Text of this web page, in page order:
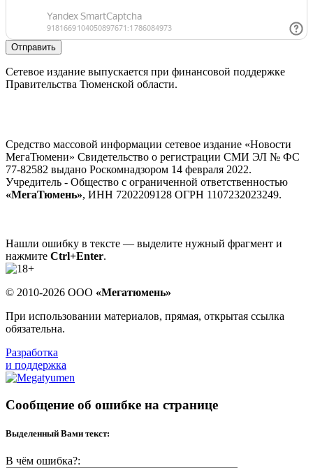
Отправить
Сетевое издание выпускается при финансовой поддержке
Правительства Тюменской области.
Средство массовой информации сетевое издание «Новости
МегаТюмени» Свидетельство о регистрации СМИ ЭЛ № ФС
77-82582 выдано Роскомнадзором 14 февраля 2022.
Учредитель - Общество с ограниченной ответственностью
«МегаТюмень», ИНН 7202209128 ОГРН 1107232023249.
Нашли ошибку в тексте — выделите нужный фрагмент и
нажмите Ctrl+Enter.
© 2010-2026 ООО «Мегатюмень»
При использовании материалов, прямая, открытая ссылка
обязательна.
Разработка
и поддержка
Сообщение об ошибке на странице
Выделенный Вами текст:
В чём ошибка?: